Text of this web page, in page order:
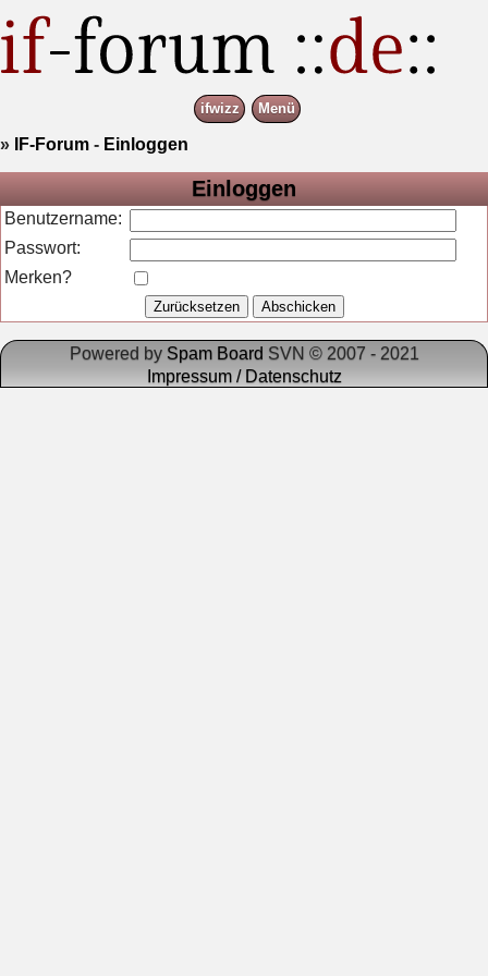
ifwizz Menü
» IF-Forum - Einloggen
Einloggen
Benutzername:
Passwort:
Merken?
Powered by Spam Board SVN © 2007 - 2021
Impressum / Datenschutz